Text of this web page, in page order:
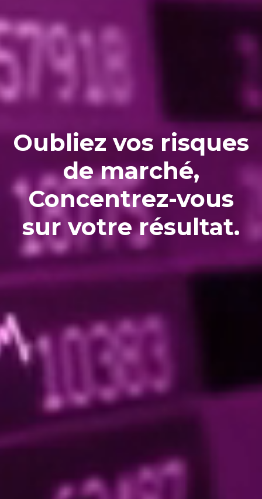
Oubliez vos risques
de marché,
Concentrez-vous
sur votre résultat.